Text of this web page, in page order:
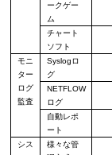
ークゲー
ム
チャート
ソフト
モニ
ター
ログ
監査
Syslogロ
グ
NETFLOW
ログ
自動レポ
ー ト
シス
様々な管